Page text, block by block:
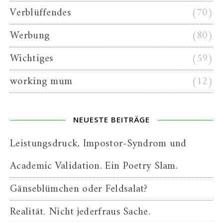
Verblüffendes
(70)
Werbung
(80)
Wichtiges
(59)
working mum
(12)
NEUESTE BEITRÄGE
Leistungsdruck, Impostor-Syndrom und
Academic Validation. Ein Poetry Slam.
Gänseblümchen oder Feldsalat?
Realität. Nicht jederfraus Sache.